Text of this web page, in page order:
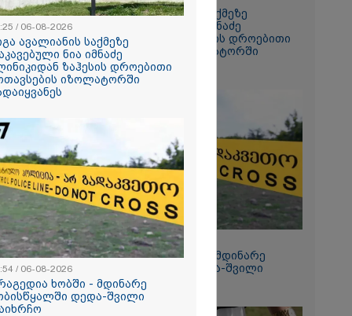
არ
- რას
გათიშვა -
ის წევრი
ნია
გიგა ავალიანის საქმეზე
დაკავებული ნია იმნაძე
კლინიკიდან ზაჰესის დროებითი
მოთავსების იზოლატორში
გადაიყვანეს
12:54 / 06-08-2026
ტრაგედია ხობში - მდინარე
ხობისწყალში დედა-შვილი
დაიხრჩო
/ 06-08-2026
ავალიანის საქმეზე
ნია იმნაძე
ზაჰესის დროებითი
იზოლატორში
/ 06-08-2026
ხობში - მდინარე
დედა-შვილი